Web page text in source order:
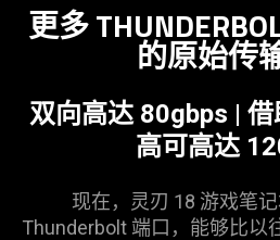
更多
的原始传
双向高达 80gbps |
高可高达
现在，灵刃 18 游戏笔
Thunderbolt 端口，能够比以